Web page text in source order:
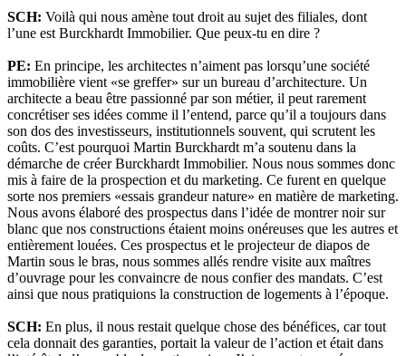
SCH: Voilà qui nous amène tout droit au sujet des filiales, dont
l’une est Burckhardt Immobilier. Que peux-tu en dire ?
PE: En principe, les architectes n’aiment pas lorsqu’une société
immobilière vient «se greffer» sur un bureau d’architecture. Un
architecte a beau être passionné par son métier, il peut rarement
concrétiser ses idées comme il l’entend, parce qu’il a toujours dans
son dos des investisseurs, institutionnels souvent, qui scrutent les
coûts. C’est pourquoi Martin Burckhardt m’a soutenu dans la
démarche de créer Burckhardt Immobilier. Nous nous sommes donc
mis à faire de la prospection et du marketing. Ce furent en quelque
sorte nos premiers «essais grandeur nature» en matière de marketing.
Nous avons élaboré des prospectus dans l’idée de montrer noir sur
blanc que nos constructions étaient moins onéreuses que les autres et
entièrement louées. Ces prospectus et le projecteur de diapos de
Martin sous le bras, nous sommes allés rendre visite aux maîtres
d’ouvrage pour les convaincre de nous confier des mandats. C’est
ainsi que nous pratiquions la construction de logements à l’époque.
SCH: En plus, il nous restait quelque chose des bénéfices, car tout
cela donnait des garanties, portait la valeur de l’action et était dans